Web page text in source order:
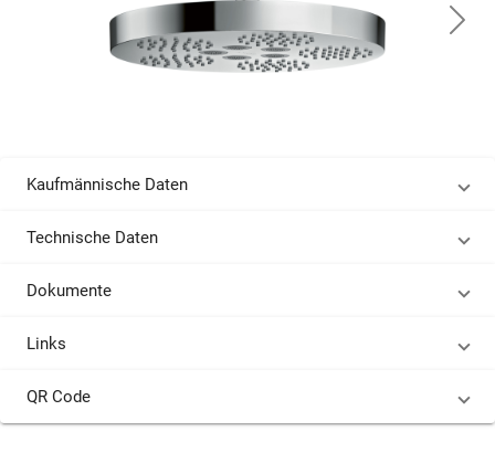
Kaufmännische Daten
Technische Daten
Dokumente
Links
QR Code